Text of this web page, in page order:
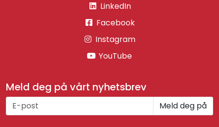
Meld deg på vårt nyhetsbrev
Meld deg på
LinkedIn
Facebook
Instagram
YouTube